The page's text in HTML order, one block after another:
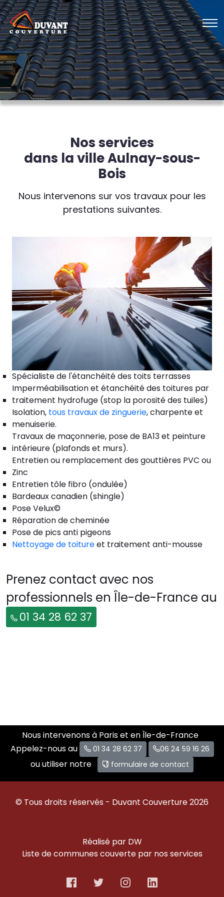
Nos services
dans la ville Aulnay-sous-
Bois
Nous intervenons sur vos travaux pour les
prestations suivantes.
Spécialiste de l'étanchéité des toits terrasses
Imperméabilisation et étanchéité des toitures par
traitement hydrofuge (stop la porosité des tuiles)
Isolation, tous travaux de zinguerie, charpente et
menuiserie.
Travaux de maçonnerie, pose de BA13 et peinture
intérieure (plafonds et murs).
Entretien ou remplacement des gouttières PVC ou
Zinc
Entretien tôle fibro (ondulée)
Bardeaux canadien (shingle)
Pose Velux©
Réparation de cheminée
Pose de pics anti pigeons
Nettoyage de toitureet traitement anti-mousse
Prenez contact avec nos
professionnels en Île-de-France au
01 34 28 62 37
Nous intervenons à Paris et en Île-de-France
Appelez-nous au
01 34 28 62 37 06 24 59 16 26
ou utiliser notre formulaire de contact
© Tous droits réservés - Duvant Couverture 2026
Réalisé par DW
Liste de communes couverte par nos services